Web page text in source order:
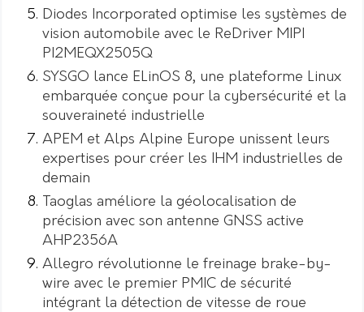
Diodes Incorporated optimise les systèmes de
vision automobile avec le ReDriver MIPI
PI2MEQX2505Q
SYSGO lance ELinOS 8, une plateforme Linux
embarquée conçue pour la cybersécurité et la
souveraineté industrielle
APEM et Alps Alpine Europe unissent leurs
expertises pour créer les IHM industrielles de
demain
Taoglas améliore la géolocalisation de
précision avec son antenne GNSS active
AHP2356A
Allegro révolutionne le freinage brake-by-
wire avec le premier PMIC de sécurité
intégrant la détection de vitesse de roue